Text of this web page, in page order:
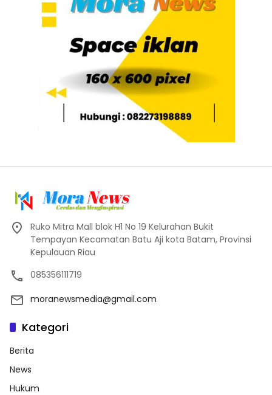
Ruko Mitra Mall blok H1 No 19 Kelurahan Bukit
Tempayan Kecamatan Batu Aji kota Batam, Provinsi
Kepulauan Riau
085356111719
moranewsmedia@gmail.com
Kategori
Berita
News
Hukum